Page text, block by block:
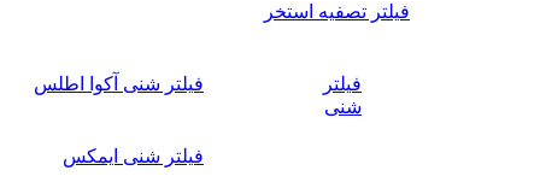
فیلتر تصفیه استخر
فیلتر
شنی
فیلتر شنی آکوا اطلس
فیلتر شنی ایمکس